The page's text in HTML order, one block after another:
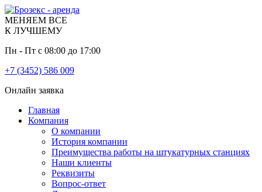
МЕНЯЕМ ВСЕ
К ЛУЧШЕМУ
Пн - Пт с 08:00 до 17:00
+7 (3452) 586 009
Онлайн заявка
Главная
Компания
О компании
История компании
Преимущества работы на штукатурных станциях
Наши клиенты
Реквизиты
Вопрос-ответ